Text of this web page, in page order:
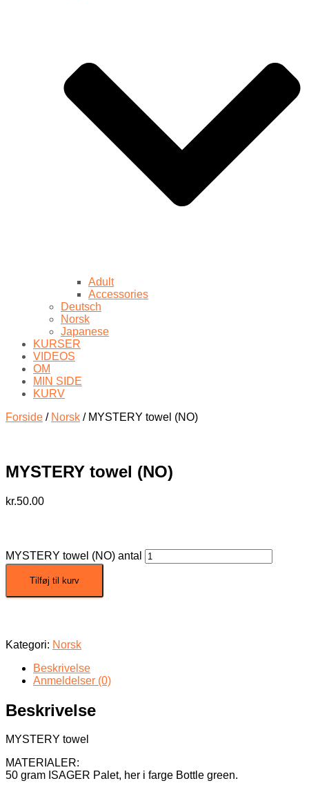
Adult
Accessories
Deutsch
Norsk
Japanese
KURSER
VIDEOS
OM
MIN SIDE
KURV
Forside / Norsk / MYSTERY towel (NO)
MYSTERY towel (NO)
kr.50.00
MYSTERY towel (NO) antal
Tilføj til kurv
Kategori: Norsk
Beskrivelse
Anmeldelser (0)
Beskrivelse
MYSTERY towel
MATERIALER:
50 gram ISAGER Palet, her i farge Bottle green.